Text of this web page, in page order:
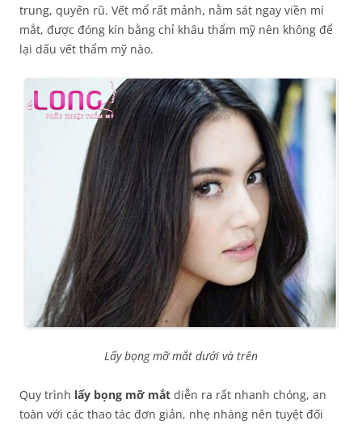
trung, quyến rũ. Vết mổ rất mảnh, nằm sát ngay viền mí
mắt, được đóng kín bằng chỉ khâu thẩm mỹ nên không để
lại dấu vết thẩm mỹ nào.
Lấy bọng mỡ mắt dưới và trên
Quy trình lấy bọng mỡ mắt diễn ra rất nhanh chóng, an
toàn với các thao tác đơn giản, nhẹ nhàng nên tuyệt đối